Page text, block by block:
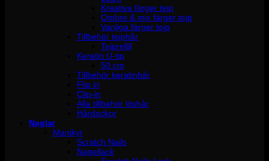
Kreativa färger tejp
Ombre & mix färger tejp
Vanliga färger tejp
Tillbehör tejphår
Tejprefill
Keratin U-tip
50 cm
Tillbehör keratinhår
Flip in
Clip-in
Alla tillbehör löshår
Hårdockor
Naglar
Manikyr
Scratch Nails
Nagellack